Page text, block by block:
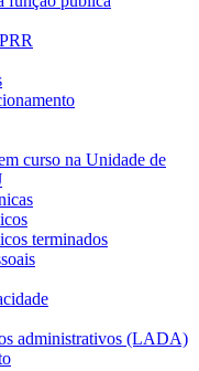
curso na Unidade de
terminados
administrativos (LADA)